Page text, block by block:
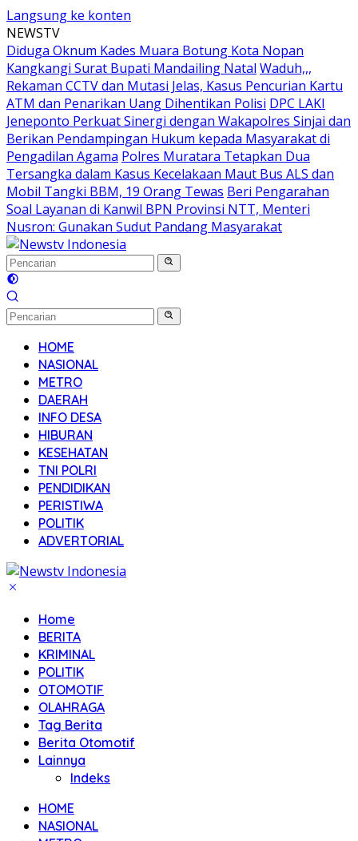
Langsung ke konten
NEWSTV
Diduga Oknum Kades Muara Botung Kota Nopan
Kangkangi Surat Bupati Mandailing Natal Waduh,,,
Rekaman CCTV dan Mutasi Jelas, Kasus Pencurian Kartu
ATM dan Penarikan Uang Dihentikan Polisi DPC LAKI
Jeneponto Perkuat Sinergi dengan Wakapolres Sinjai dan
Berikan Pendampingan Hukum kepada Masyarakat di
Pengadilan Agama Polres Muratara Tetapkan Dua
Tersangka dalam Kasus Kecelakaan Maut Bus ALS dan
Mobil Tangki BBM, 19 Orang Tewas Beri Pengarahan
Soal Layanan di Kanwil BPN Provinsi NTT, Menteri
Nusron: Gunakan Sudut Pandang Masyarakat
HOME
NASIONAL
METRO
DAERAH
INFO DESA
HIBURAN
KESEHATAN
TNI POLRI
PENDIDIKAN
PERISTIWA
POLITIK
ADVERTORIAL
Home
BERITA
KRIMINAL
POLITIK
OTOMOTIF
OLAHRAGA
Tag Berita
Berita Otomotif
Lainnya
Indeks
HOME
NASIONAL